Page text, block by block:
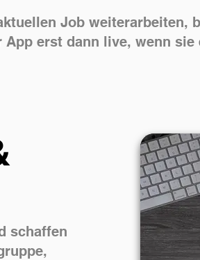
schaffen
Job weiterarbeiten,
erst dann live, wenn